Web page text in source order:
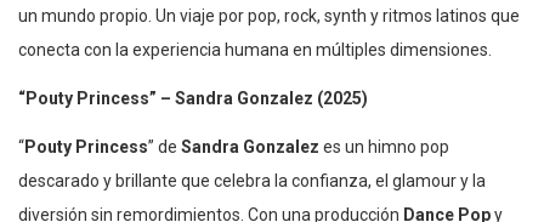
un mundo propio. Un viaje por pop, rock, synth y ritmos latinos que
conecta con la experiencia humana en múltiples dimensiones.
“Pouty Princess” – Sandra Gonzalez (2025)
“Pouty Princess” de Sandra Gonzalez es un himno pop
descarado y brillante que celebra la confianza, el glamour y la
diversión sin remordimientos. Con una producción Dance Popy